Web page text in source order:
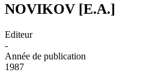
NOVIKOV [E.A.]
Editeur
-
Année de publication
1987